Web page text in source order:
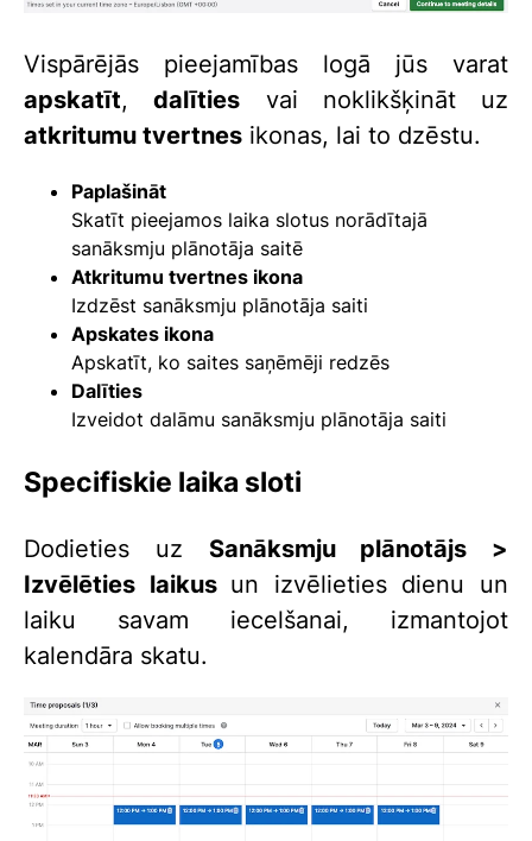
Vispārējās pieejamības logā jūs varat
apskatīt,dalīties vai noklikšķināt uz
atkritumu tvertnes ikonas, lai to dzēstu.
Paplašināt
Skatīt pieejamos laika slotus norādītajā
sanāksmju plānotāja saitē
Atkritumu tvertnes ikona
Izdzēst sanāksmju plānotāja saiti
Apskates ikona
Apskatīt, ko saites saņēmēji redzēs
Dalīties
Izveidot dalāmu sanāksmju plānotāja saiti
Specifiskie laika sloti
Dodieties uz Sanāksmju plānotājs >
Izvēlēties laikus un izvēlieties dienu un
laiku savam iecelšanai, izmantojot
kalendāra skatu.